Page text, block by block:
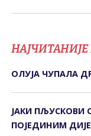
ОЛУЈА ЧУПАЛА
ЈАКИ
ПОЈЕДИНИМ